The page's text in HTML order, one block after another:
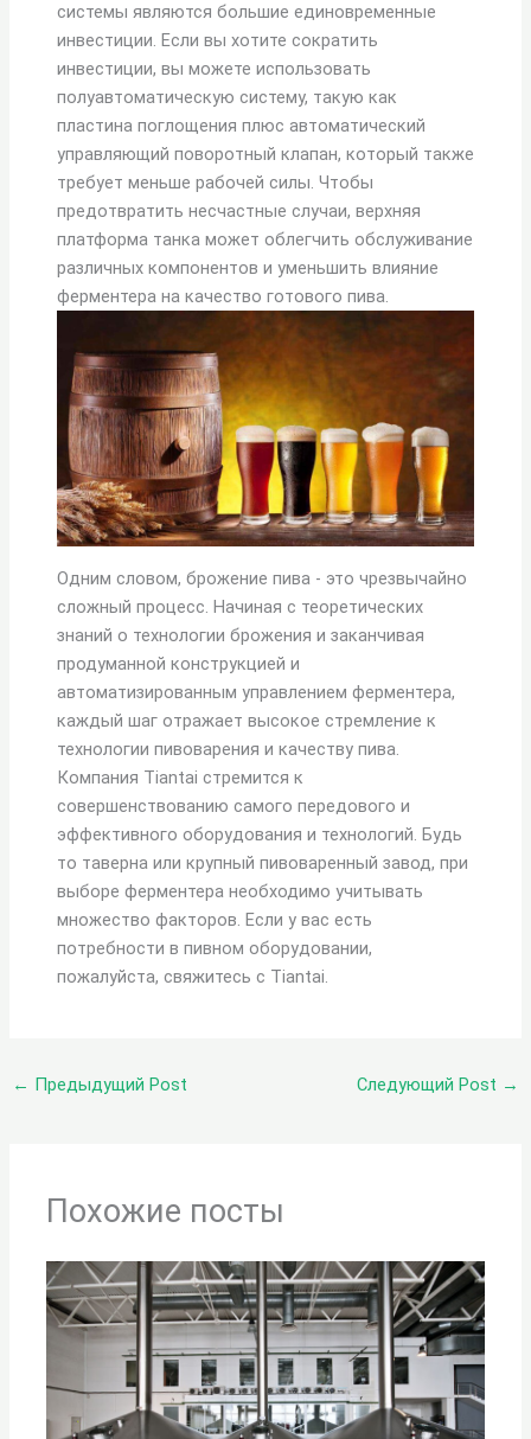
системы являются большие единовременные
инвестиции. Если вы хотите сократить
инвестиции, вы можете использовать
полуавтоматическую систему, такую как
пластина поглощения плюс автоматический
управляющий поворотный клапан, который также
требует меньше рабочей силы. Чтобы
предотвратить несчастные случаи, верхняя
платформа танка может облегчить обслуживание
различных компонентов и уменьшить влияние
ферментера на качество готового пива.
Одним словом, брожение пива - это чрезвычайно
сложный процесс. Начиная с теоретических
знаний о технологии брожения и заканчивая
продуманной конструкцией и
автоматизированным управлением ферментера,
каждый шаг отражает высокое стремление к
технологии пивоварения и качеству пива.
Компания Tiantai стремится к
совершенствованию самого передового и
эффективного оборудования и технологий. Будь
то таверна или крупный пивоваренный завод, при
выборе ферментера необходимо учитывать
множество факторов. Если у вас есть
потребности в пивном оборудовании,
пожалуйста, свяжитесь с Tiantai.
← Предыдущий Post Следующий Post →
Похожие посты